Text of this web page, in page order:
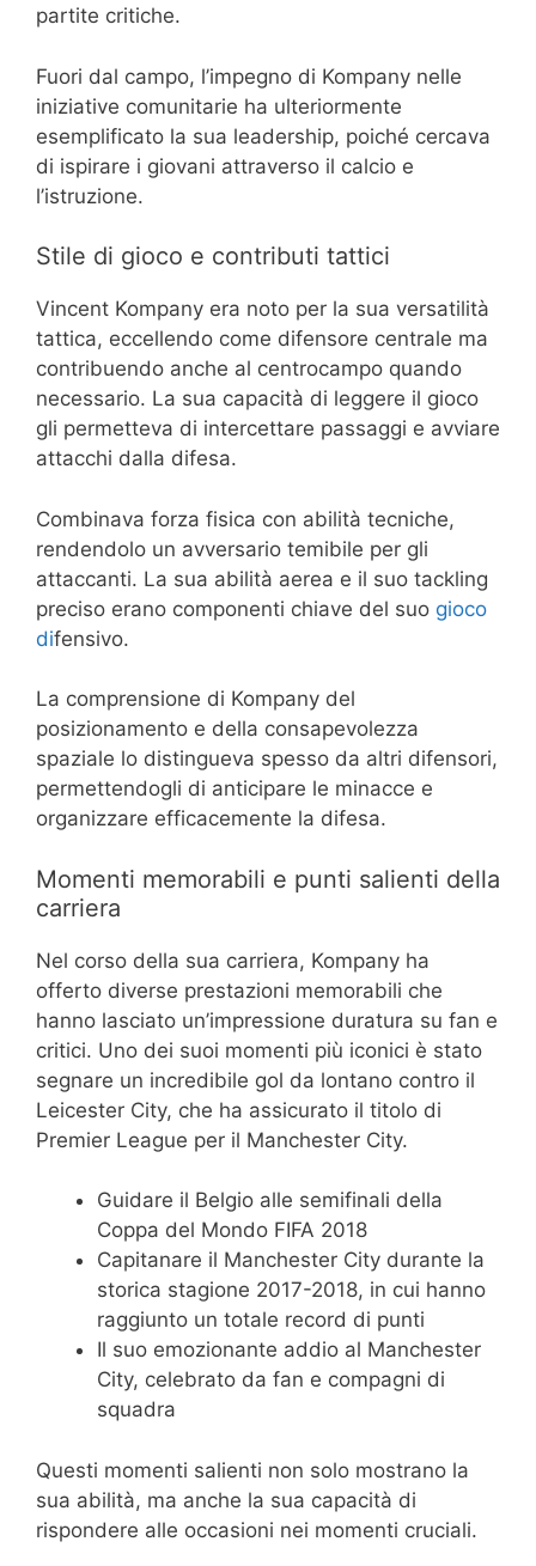
partite critiche.
Fuori dal campo, l’impegno di Kompany nelle
iniziative comunitarie ha ulteriormente
esemplificato la sua leadership, poiché cercava
di ispirare i giovani attraverso il calcio e
l’istruzione.
Stile di gioco e contributi tattici
Vincent Kompany era noto per la sua versatilità
tattica, eccellendo come difensore centrale ma
contribuendo anche al centrocampo quando
necessario. La sua capacità di leggere il gioco
gli permetteva di intercettare passaggi e avviare
attacchi dalla difesa.
Combinava forza fisica con abilità tecniche,
rendendolo un avversario temibile per gli
attaccanti. La sua abilità aerea e il suo tackling
preciso erano componenti chiave del suo gioco
difensivo.
La comprensione di Kompany del
posizionamento e della consapevolezza
spaziale lo distingueva spesso da altri difensori,
permettendogli di anticipare le minacce e
organizzare efficacemente la difesa.
Momenti memorabili e punti salienti della
carriera
Nel corso della sua carriera, Kompany ha
offerto diverse prestazioni memorabili che
hanno lasciato un’impressione duratura su fan e
critici. Uno dei suoi momenti più iconici è stato
segnare un incredibile gol da lontano contro il
Leicester City, che ha assicurato il titolo di
Premier League per il Manchester City.
Guidare il Belgio alle semifinali della
Coppa del Mondo FIFA 2018
Capitanare il Manchester City durante la
storica stagione 2017-2018, in cui hanno
raggiunto un totale record di punti
Il suo emozionante addio al Manchester
City, celebrato da fan e compagni di
squadra
Questi momenti salienti non solo mostrano la
sua abilità, ma anche la sua capacità di
rispondere alle occasioni nei momenti cruciali.